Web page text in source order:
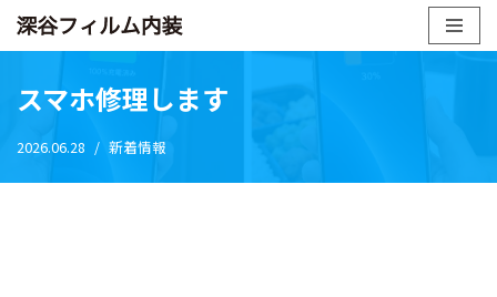
ン
テ
ン
ホーム» スマホ修理します
スマホ修理します
2026.06.28 新着情報